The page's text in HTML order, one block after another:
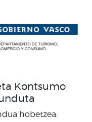
Kontsumo
hobetzea: